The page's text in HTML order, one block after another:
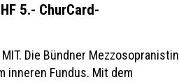
5.- ChurCard-
MIT. Die Bündner Mezzosopranistin
inneren Fundus. Mit dem